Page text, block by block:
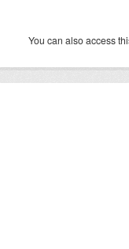
You can also access